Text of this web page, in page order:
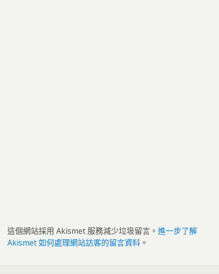
這個網站採用 Akismet 服務減少垃圾留言。 進一步了解
Akismet 如何處理網站訪客的留言資料 。